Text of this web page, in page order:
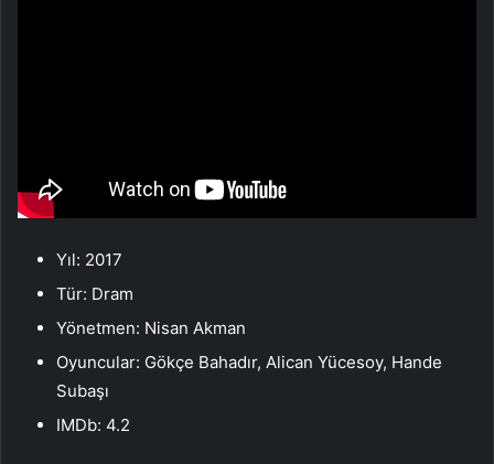
Yıl: 2017
Tür: Dram
Yönetmen: Nisan Akman
Oyuncular: Gökçe Bahadır, Alican Yücesoy, Hande
Subaşı
IMDb: 4.2